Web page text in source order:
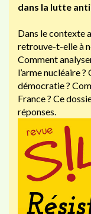
dans la lutte
Dans le contexte
retrouve-t-elle à
Comment
l’arme nucléaire
démocratie ?
France ? Ce
réponses.